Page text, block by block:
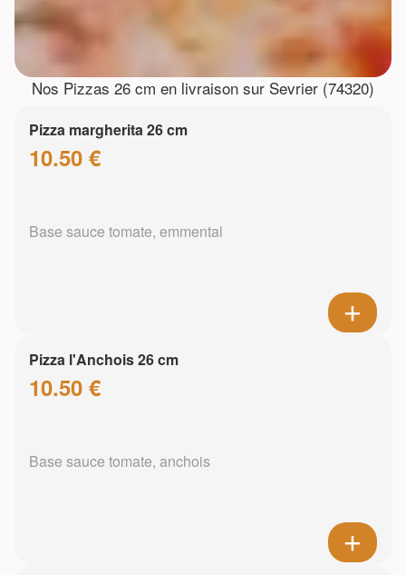
Nos Pizzas 26 cm en livraison sur Sevrier (74320)
Pizza margherita 26 cm
10.50 €
Base sauce tomate, emmental
Pizza l'Anchois 26 cm
10.50 €
Base sauce tomate, anchois